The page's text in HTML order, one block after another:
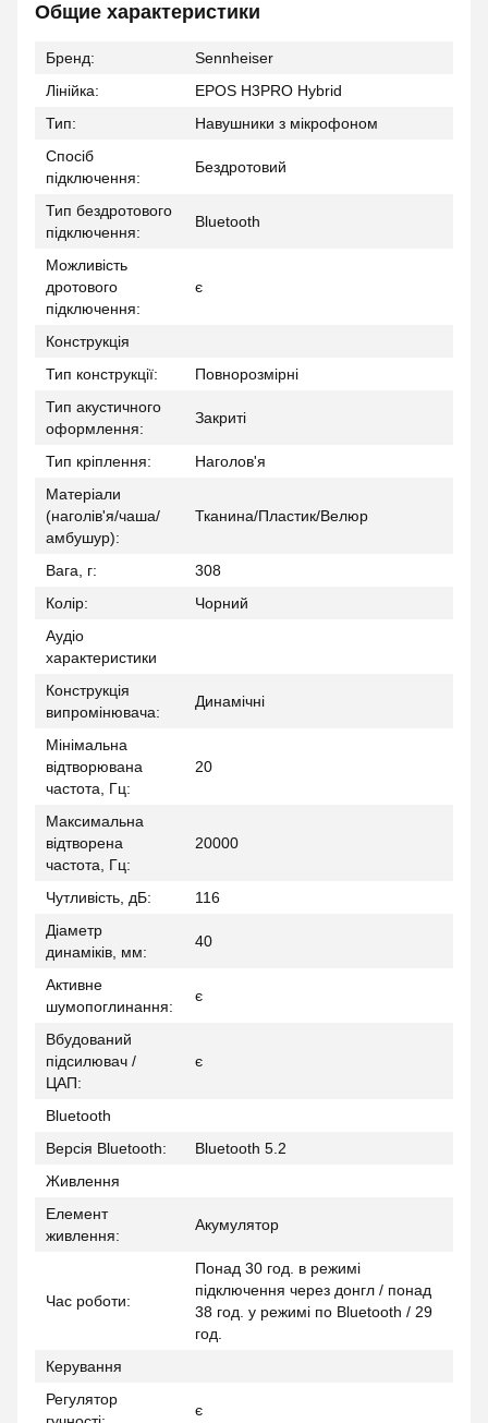
Общие характеристики
Бренд:
Sennheiser
Лінійка:
EPOS H3PRO Hybrid
Тип:
Навушники з мікрофоном
Спосіб
підключення:
Бездротовий
Тип бездротового
підключення:
Bluetooth
Можливість
дротового
підключення:
є
Конструкція
Тип конструкції:
Повнорозмірні
Тип акустичного
оформлення:
Закриті
Тип кріплення:
Наголов'я
Матеріали
(наголів'я/чаша/
амбушур):
Тканина/Пластик/Велюр
Вага, г:
308
Колір:
Чорний
Аудіо
характеристики
Конструкція
випромінювача:
Динамічні
Мінімальна
відтворювана
частота, Гц:
20
Максимальна
відтворена
частота, Гц:
20000
Чутливість, дБ:
116
Діаметр
динаміків, мм:
40
Активне
шумопоглинання:
є
Вбудований
підсилювач /
ЦАП:
є
Bluetooth
Версія Bluetooth:
Bluetooth 5.2
Живлення
Елемент
живлення:
Акумулятор
Час роботи:
Понад 30 год. в режимі
підключення через донгл / понад
38 год. у режимі по Bluetooth / 29
год.
Керування
Регулятор
є